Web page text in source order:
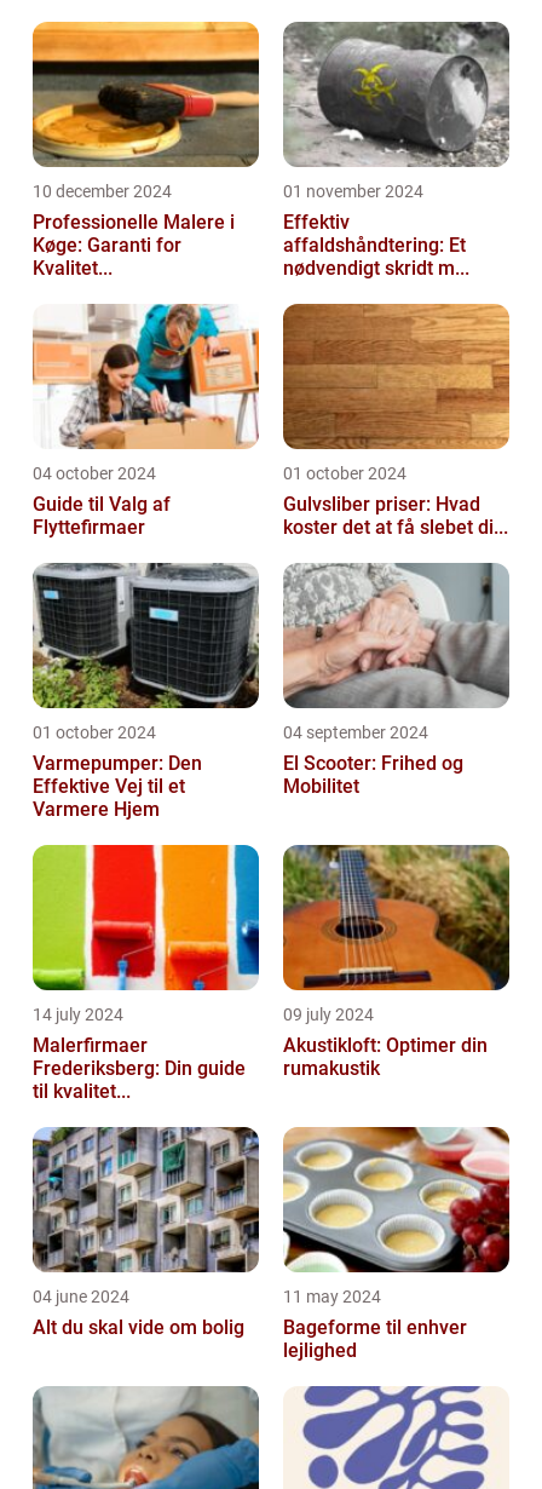
10 december 2024
Professionelle Malere i
Køge: Garanti for
Kvalitet...
01 november 2024
Effektiv
affaldshåndtering: Et
nødvendigt skridt m...
04 october 2024
Guide til Valg af
Flyttefirmaer
01 october 2024
Gulvsliber priser: Hvad
koster det at få slebet di...
01 october 2024
Varmepumper: Den
Effektive Vej til et
Varmere Hjem
04 september 2024
El Scooter: Frihed og
Mobilitet
14 july 2024
Malerfirmaer
Frederiksberg: Din guide
til kvalitet...
09 july 2024
Akustikloft: Optimer din
rumakustik
04 june 2024
Alt du skal vide om bolig
11 may 2024
Bageforme til enhver
lejlighed